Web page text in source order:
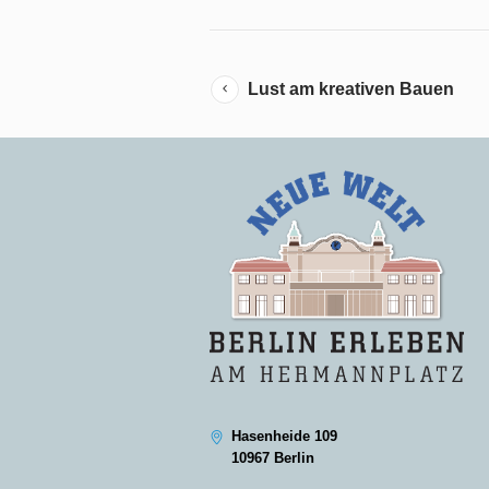
Lust am kreativen Bauen
Hasenheide 109
10967 Berlin